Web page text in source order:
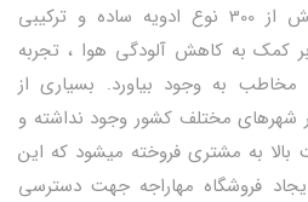
فروشگاه مهاراجه با تنوع بیش از 300 نوع ادویه ساده و ترکیبی
کمک به کاهش آلودگی هوا ، تجربه
به وجود بیاورد. بسیاری از
شهرهای مختلف کشور وجود نداشته و
بالا به مشتری فروخته میشود که این
فروشگاه مهاراجه جهت دسترسی